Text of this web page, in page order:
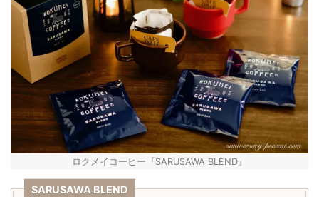
ロクメイコーヒー『SARUSAWA BLEND』
SARUSAWA BLEND